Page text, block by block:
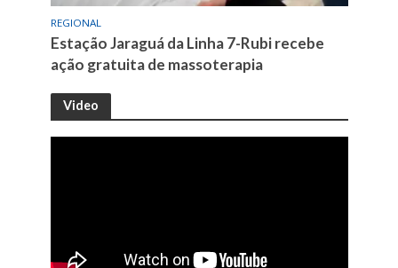
REGIONAL
Estação Jaraguá da Linha 7-Rubi recebe
ação gratuita de massoterapia
Video